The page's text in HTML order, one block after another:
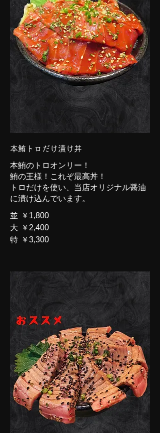
本鮪トロだけ漬け丼
本鮪のトロオンリー！
鮪の王様！これぞ最高丼！
トロだけを使い、当店オリジナル醤油
に漬け込んでいます。
並
￥1,800
大
￥2,400
特 ￥3,300